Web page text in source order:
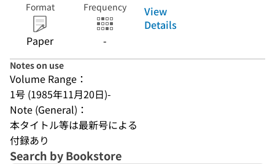
Format
Paper
Frequency
-
View
Details
Notes on use
Volume Range：
1号 (1985年11月20日)-
Note (General)：
本タイトル等は最新号による
付録あり
Search by Bookstore